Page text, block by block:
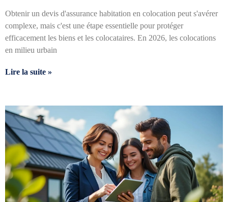
Obtenir un devis d'assurance habitation en colocation peut s'avérer
complexe, mais c'est une étape essentielle pour protéger
efficacement les biens et les colocataires. En 2026, les colocations
en milieu urbain
Lire la suite »